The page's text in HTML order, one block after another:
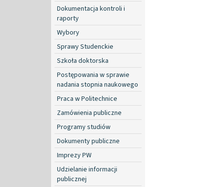
Dokumentacja kontroli i
raporty
Wybory
Sprawy Studenckie
Szkoła doktorska
Postępowania w sprawie
nadania stopnia naukowego
Praca w Politechnice
Zamówienia publiczne
Programy studiów
Dokumenty publiczne
Imprezy PW
Udzielanie informacji
publicznej